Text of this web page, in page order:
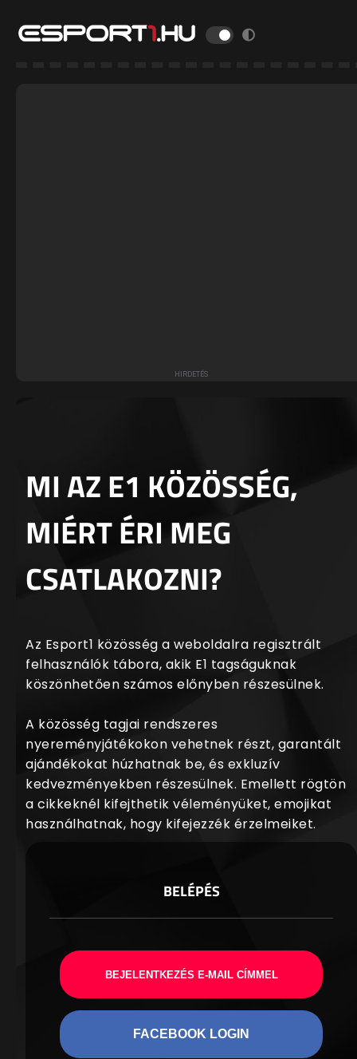
MI AZ E1 KÖZÖSSÉG,
MIÉRT ÉRI MEG
CSATLAKOZNI?
Az Esport1 közösség a weboldalra regisztrált
felhasználók tábora, akik E1 tagságuknak
köszönhetően számos előnyben részesülnek.
A közösség tagjai rendszeres
nyereményjátékokon vehetnek részt, garantált
ajándékokat húzhatnak be, és exkluzív
kedvezményekben részesülnek. Emellett rögtön
a cikkeknél kifejthetik véleményüket, emojikat
használhatnak, hogy kifejezzék érzelmeiket.
BELÉPÉS
BEJELENTKEZÉS E-MAIL CÍMMEL
FACEBOOK LOGIN